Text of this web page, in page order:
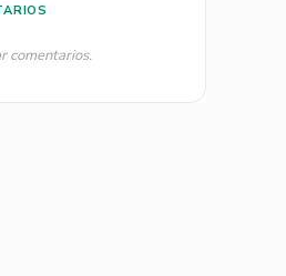
comentarios.